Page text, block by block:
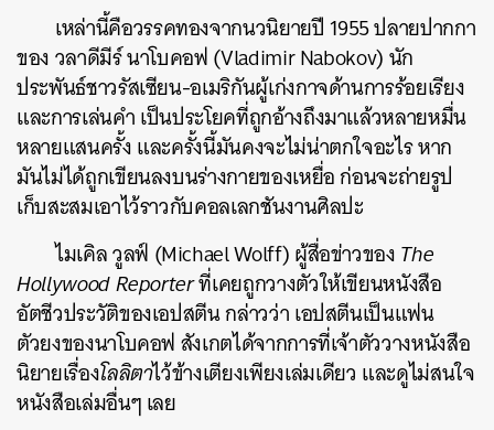
เหล่านี้คือวรรคทองจากนวนิยายปี 1955 ปลายปากกา
ของ วลาดีมีร์ นาโบคอฟ (Vladimir Nabokov) นัก
ประพันธ์ชาวรัสเซียน-อเมริกันผู้เก่งกาจด้านการร้อยเรียง
และการเล่นคำ เป็นประโยคที่ถูกอ้างถึงมาแล้วหลายหมื่น
หลายแสนครั้ง และครั้งนี้มันคงจะไม่น่าตกใจอะไร หาก
มันไม่ได้ถูกเขียนลงบนร่างกายของเหยื่อ ก่อนจะถ่ายรูป
เก็บสะสมเอาไว้ราวกับคอลเลกชันงานศิลปะ
ไมเคิล วูลฟ์ (Michael Wolff) ผู้สื่อข่าวของThe
Hollywood Reporterที่เคยถูกวางตัวให้เขียนหนังสือ
อัตชีวประวัติของเอปสตีน กล่าวว่า เอปสตีนเป็นแฟน
ตัวยงของนาโบคอฟ สังเกตได้จากการที่เจ้าตัววางหนังสือ
นิยายเรื่องโลลิตาไว้ข้างเตียงเพียงเล่มเดียว และดูไม่สนใจ
หนังสือเล่มอื่นๆ เลย